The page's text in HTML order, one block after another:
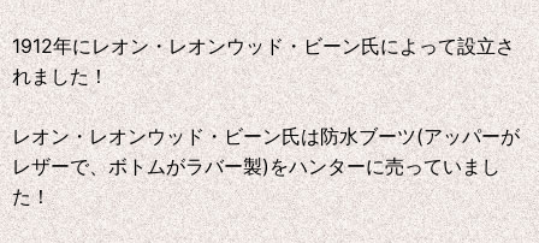
1912年にレオン・レオンウッド・ビーン氏によって設立さ
れました！
レオン・レオンウッド・ビーン氏は防水ブーツ(アッパーが
レザーで、ボトムがラバー製)をハンターに売っていまし
た！